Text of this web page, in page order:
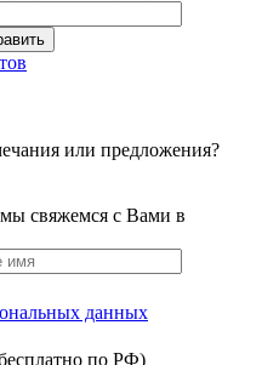
или предложения?
мы свяжемся с Вами в
данных
по РФ)